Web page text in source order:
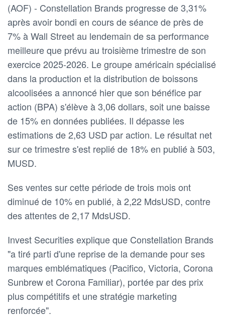
(AOF) - Constellation Brands progresse de 3,31%
après avoir bondi en cours de séance de près de
7% à Wall Street au lendemain de sa performance
meilleure que prévu au troisième trimestre de son
exercice 2025-2026. Le groupe américain spécialisé
dans la production et la distribution de boissons
alcoolisées a annoncé hier que son bénéfice par
action (BPA) s'élève à 3,06 dollars, soit une baisse
de 15% en données publiées. Il dépasse les
estimations de 2,63 USD par action. Le résultat net
sur ce trimestre s'est replié de 18% en publié à 503,
MUSD.
Ses ventes sur cette période de trois mois ont
diminué de 10% en publié, à 2,22 MdsUSD, contre
des attentes de 2,17 MdsUSD.
Invest Securities explique que Constellation Brands
"a tiré parti d'une reprise de la demande pour ses
marques emblématiques (Pacifico, Victoria, Corona
Sunbrew et Corona Familiar), portée par des prix
plus compétitifs et une stratégie marketing
renforcée".